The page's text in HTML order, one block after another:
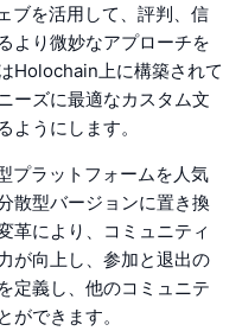
ブを活用して、評判、信
より微妙なアプローチを
Holochain上に構築されて
ーズに最適なカスタム文
ようにします。
プラットフォームを人気
散型バージョンに置き換
革により、コミュニティ
が向上し、参加と退出の
定義し、他のコミュニテ
ができます。